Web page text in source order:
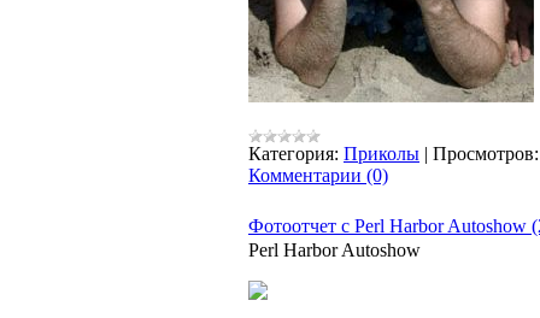
Категория: Приколы | Просмотров:
Комментарии (0)
Фотоотчет с Perl Harbor Autoshow
Perl Harbor Autoshow